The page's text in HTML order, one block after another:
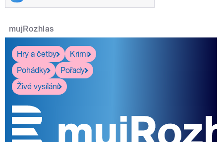
mujRozhlas
Hry a četby
Krimi
Pohádky
Pořady
Živé vysílání